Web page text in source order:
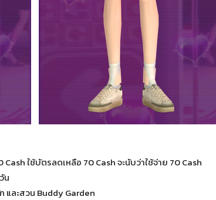
Cash ใช้บัตรลดเหลือ 70 Cash จะนับว่าใช้จ่าย 70 Cash
น
และสวน Buddy Garden